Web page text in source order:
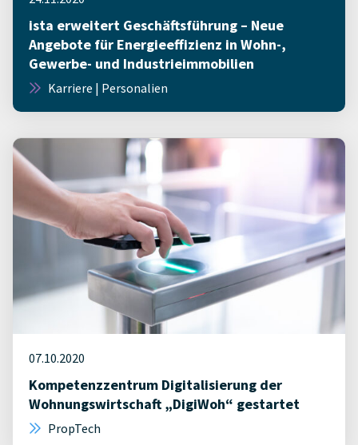
ista erweitert Geschäftsführung – Neue
Angebote für Energieeffizienz in Wohn-,
Gewerbe- und Industrieimmobilien
Karriere | Personalien
07.10.2020
Kompetenzzentrum Digitalisierung der
Wohnungswirtschaft „DigiWoh“ gestartet
PropTech